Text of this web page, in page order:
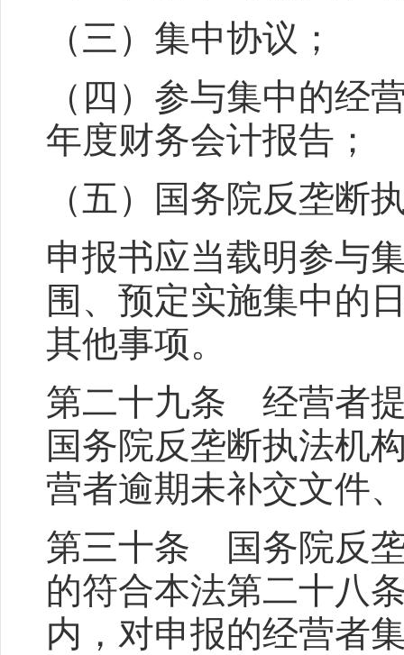
（三）集中协议；
（四）参与集中的经
年度财务会计报告；
（五）国务院反垄断
申报书应当载明参与
围、预定实施集中的
其他事项。
第二十九条 经营者
国务院反垄断执法机
营者逾期未补交文件
第三十条 国务院反
的符合本法第二十八
内，对申报的经营者